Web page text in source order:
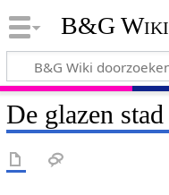
B&G Wiki
De glazen stad